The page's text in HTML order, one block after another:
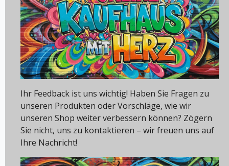
Ihr Feedback ist uns wichtig! Haben Sie Fragen zu
unseren Produkten oder Vorschläge, wie wir
unseren Shop weiter verbessern können? Zögern
Sie nicht, uns zu kontaktieren – wir freuen uns auf
Ihre Nachricht!